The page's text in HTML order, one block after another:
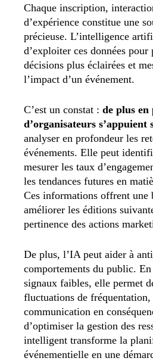
Chaque inscription,
d’expérience constitue une
précieuse. L’intelligence
d’exploiter ces données pour
décisions plus éclairées et
l’impact d’un événement.
C’est un constat : de plus en
d’organisateurs s’appuient
analyser en profondeur les
événements. Elle peut
mesurer les taux
les tendances futures en
Ces informations offrent une
améliorer les éditions
pertinence des actions
De plus, l’IA peut aider à
comportements du public.
signaux faibles, elle permet
fluctuations de fréquentation,
communication en
d’optimiser la gestion des
intelligent transforme la
événementielle en une